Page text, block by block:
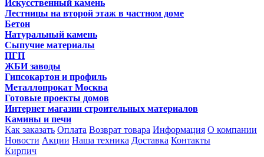
Искусственный камень
Лестницы на второй этаж в частном доме
Бетон
Натуральный камень
Сыпучие материалы
ПГП
ЖБИ заводы
Гипсокартон и профиль
Металлопрокат Москва
Готовые проекты домов
Интернет магазин строительных материалов
Камины и печи
Как заказать Оплата Возврат товара Информация О компании
Новости Акции Наша техника Доставка Контакты
Кирпич